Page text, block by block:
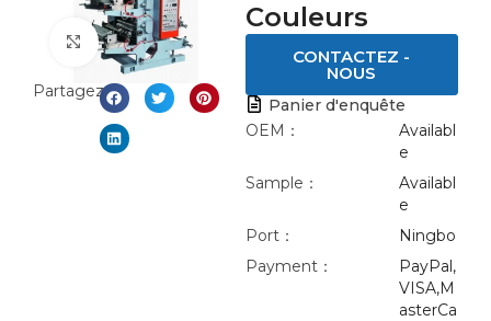
Click to enlarge
Partagez:
Couleurs
CONTACTEZ -
NOUS
Panier d'enquête
OEM：
Availabl
e
Sample：
Availabl
e
Port：
Ningbo
Payment：
PayPal,
VISA,M
asterCa